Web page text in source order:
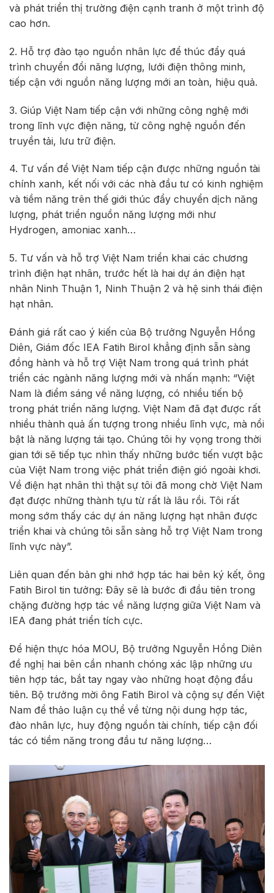
và phát triển thị trường điện cạnh tranh ở một trình độ
cao hơn.
2. Hỗ trợ đào tạo nguồn nhân lực để thúc đẩy quá
trình chuyển đổi năng lượng, lưới điện thông minh,
tiếp cận với nguồn năng lượng mới an toàn, hiệu quả.
3. Giúp Việt Nam tiếp cận với những công nghệ mới
trong lĩnh vực điện năng, từ công nghệ nguồn đến
truyền tải, lưu trữ điện.
4. Tư vấn để Việt Nam tiếp cận được những nguồn tài
chính xanh, kết nối với các nhà đầu tư có kinh nghiệm
và tiềm năng trên thế giới thúc đẩy chuyển dịch năng
lượng, phát triển nguồn năng lượng mới như
Hydrogen, amoniac xanh…
5. Tư vấn và hỗ trợ Việt Nam triển khai các chương
trình điện hạt nhân, trước hết là hai dự án điện hạt
nhân Ninh Thuận 1, Ninh Thuận 2 và hệ sinh thái điện
hạt nhân.
Đánh giá rất cao ý kiến của Bộ trưởng Nguyễn Hồng
Diên, Giám đốc IEA Fatih Birol khẳng định sẵn sàng
đồng hành và hỗ trợ Việt Nam trong quá trình phát
triển các ngành năng lượng mới và nhấn mạnh: “Việt
Nam là điểm sáng về năng lượng, có nhiều tiến bộ
trong phát triển năng lượng. Việt Nam đã đạt được rất
nhiều thành quả ấn tượng trong nhiều lĩnh vực, mà nổi
bật là năng lượng tái tạo. Chúng tôi hy vọng trong thời
gian tới sẽ tiếp tục nhìn thấy những bước tiến vượt bậc
của Việt Nam trong việc phát triển điện gió ngoài khơi.
Về điện hạt nhân thì thật sự tôi đã mong chờ Việt Nam
đạt được những thành tựu từ rất là lâu rồi. Tôi rất
mong sớm thấy các dự án năng lượng hạt nhân được
triển khai và chúng tôi sẵn sàng hỗ trợ Việt Nam trong
lĩnh vực này”.
Liên quan đến bản ghi nhớ hợp tác hai bên ký kết, ông
Fatih Birol tin tưởng: Đây sẽ là bước đi đầu tiên trong
chặng đường hợp tác về năng lượng giữa Việt Nam và
IEA đang phát triển tích cực.
Để hiện thực hóa MOU, Bộ trưởng Nguyễn Hồng Diên
đề nghị hai bên cần nhanh chóng xác lập những ưu
tiên hợp tác, bắt tay ngay vào những hoạt động đầu
tiên. Bộ trưởng mời ông Fatih Birol và cộng sự đến Việt
Nam để thảo luận cụ thể về từng nội dung hợp tác,
đào nhân lực, huy động nguồn tài chính, tiếp cận đối
tác có tiềm năng trong đầu tư năng lượng…